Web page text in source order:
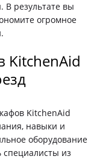
В результате вы
огромное
KitchenAid
KitchenAid
навыки и
оборудование
специалисты из